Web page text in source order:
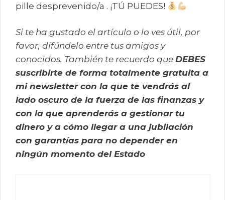
pille desprevenido/a . ¡TÚ PUEDES!
Si te ha gustado el artículo o lo ves útil, por
favor, difúndelo entre tus amigos y
conocidos. También te recuerdo que DEBES
suscribirte de forma totalmente gratuita a
mi newsletter con la que te vendrás al
lado oscuro de la fuerza de las finanzas y
con la que aprenderás a gestionar tu
dinero y a cómo llegar a una jubilación
con garantías para no depender en
ningún momento del Estado